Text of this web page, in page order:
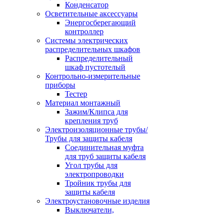
Конденсатор
Осветительные аксессуары
Энергосберегающий
контроллер
Системы электрических
распределительных шкафов
Распределительный
шкаф пустотелый
Контрольно-измерительные
приборы
Тестер
Материал монтажный
Зажим/Клипса для
крепления труб
Электроизоляционные трубы/
Трубы для защиты кабеля
Соединительная муфта
для труб защиты кабеля
Угол трубы для
электропроводки
Тройник трубы для
защиты кабеля
Электроустановочные изделия
Выключатели,